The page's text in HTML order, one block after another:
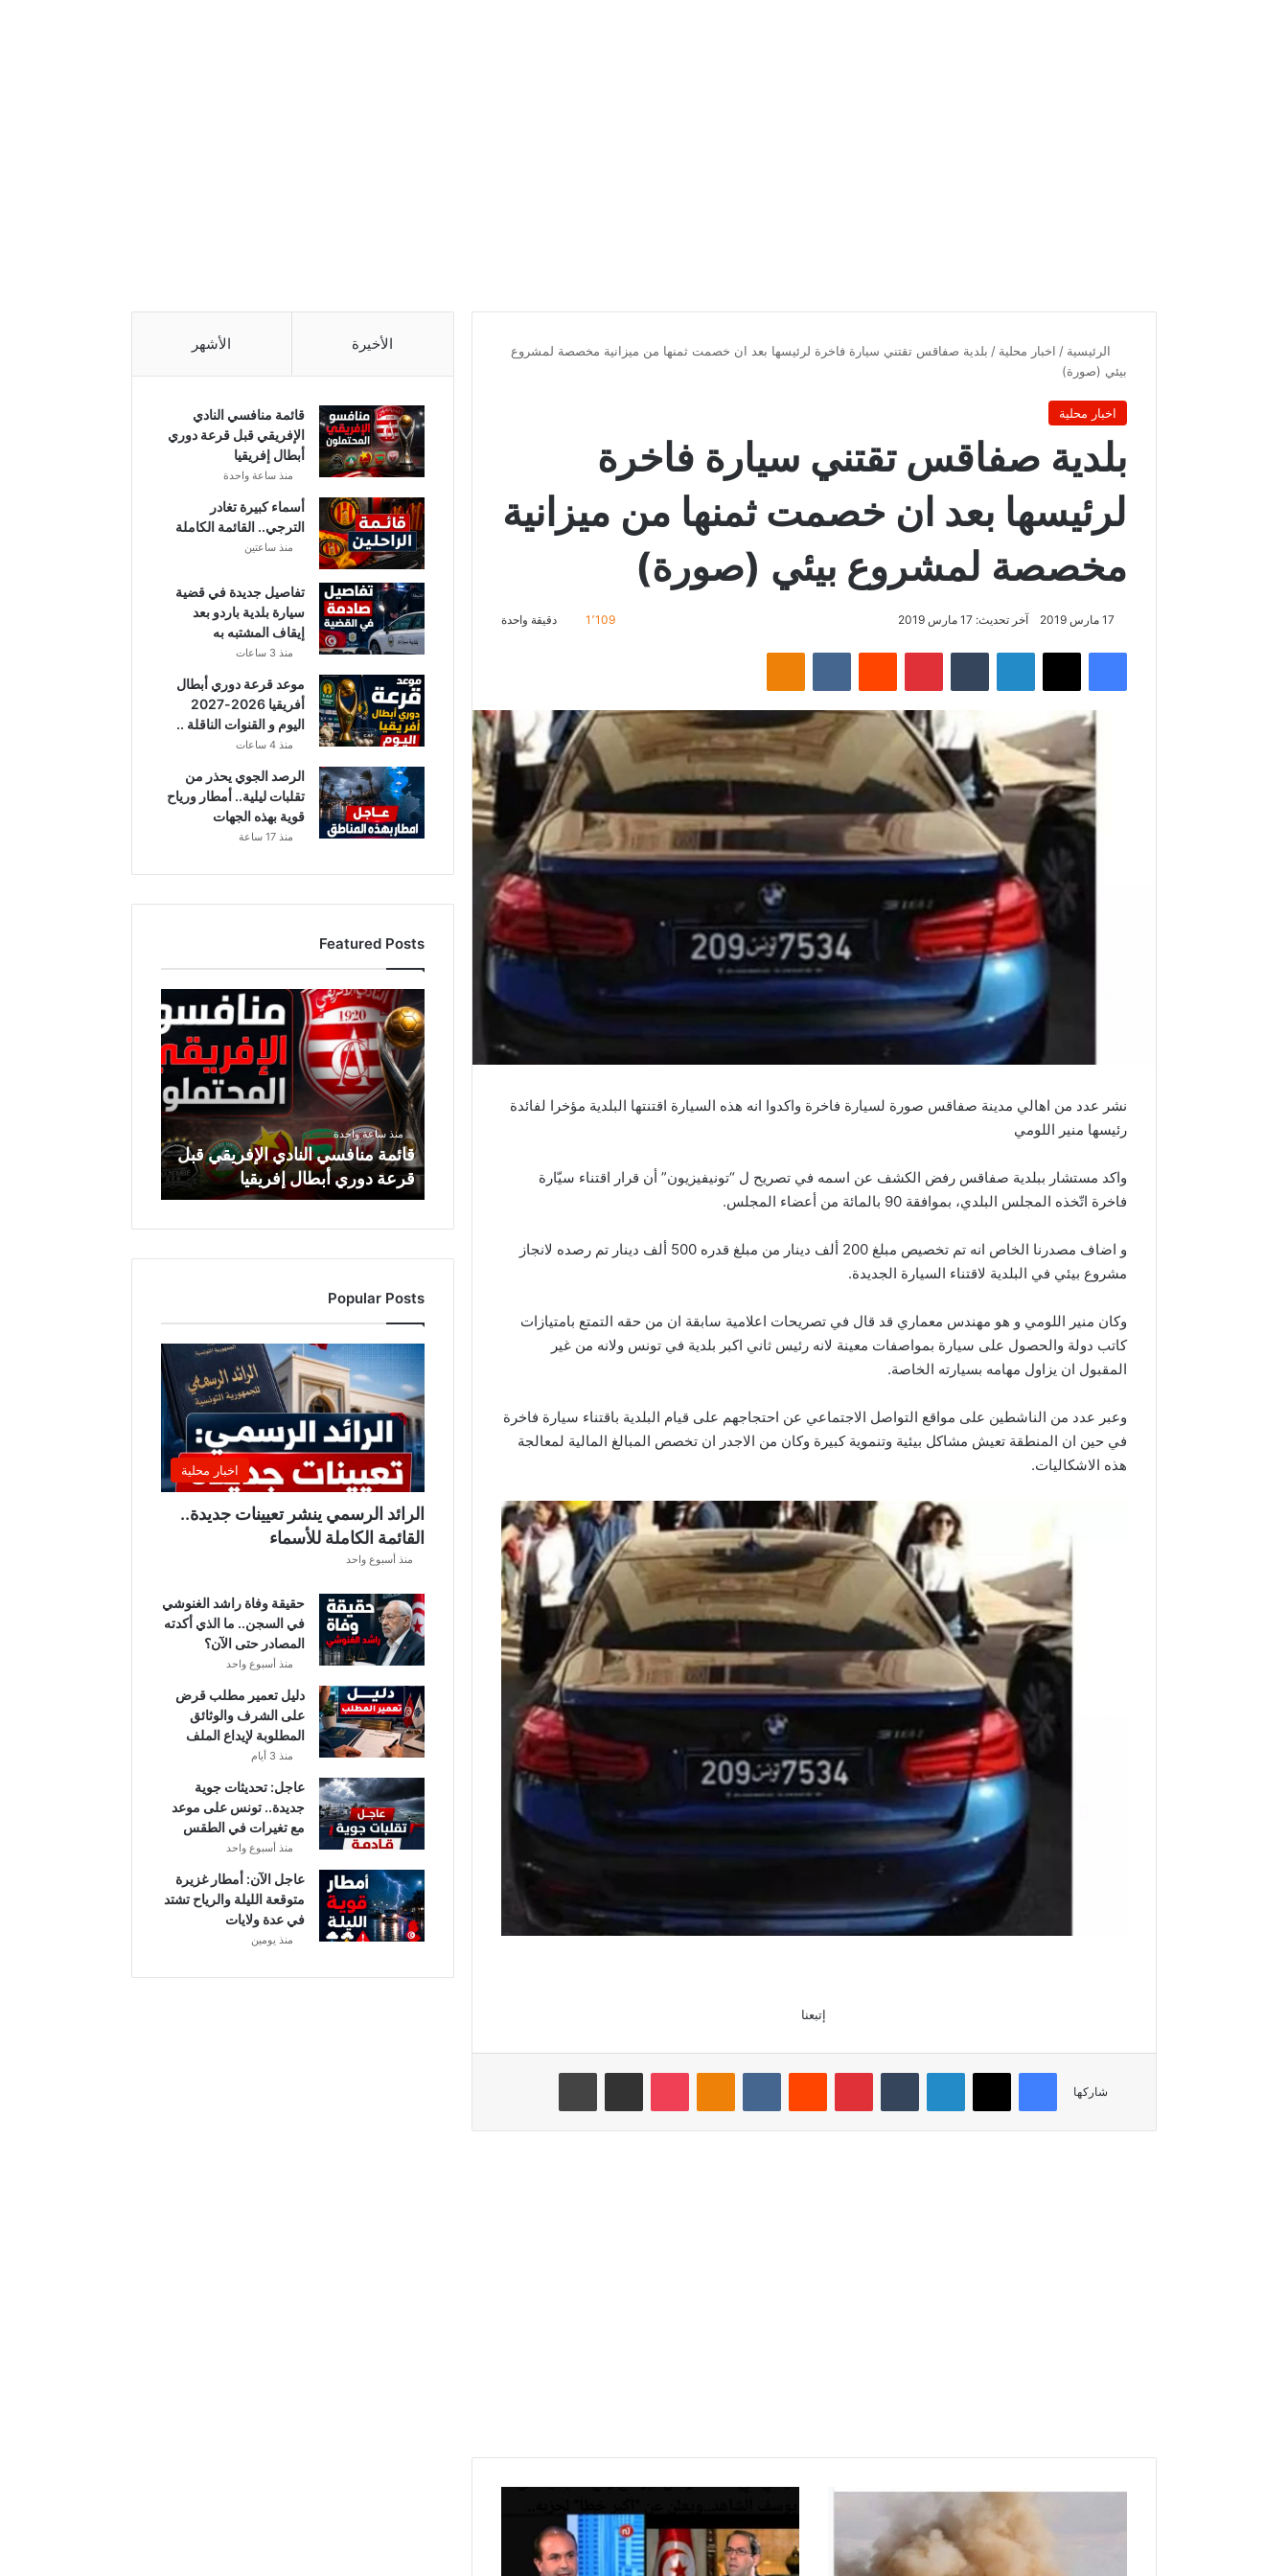
الرئيسية / اخبار محلية / بلدية صفاقس تقتني سيارة فاخرة لرئيسها بعد ان خصمت ثمنها من ميزانية مخصصة لمشروع
بيئي (صورة)
اخبار محلية
بلدية صفاقس تقتني سيارة فاخرة
لرئيسها بعد ان خصمت ثمنها من ميزانية
مخصصة لمشروع بيئي (صورة)
17 مارس 2019 آخر تحديث: 17 مارس 2019 1٬109 دقيقة واحدة
فيسبوك لينكدإن بينتيريست
نشر عدد من اهالي مدينة صفاقس صورة لسيارة فاخرة واكدوا انه هذه السيارة اقتنتها البلدية مؤخرا لفائدة
رئيسها منير اللومي
واكد مستشار ببلدية صفاقس رفض الكشف عن اسمه في تصريح ل “تونيفيزيون” أن قرار اقتناء سيّارة
فاخرة اتّخذه المجلس البلدي، بموافقة 90 بالمائة من أعضاء المجلس.
و اضاف مصدرنا الخاص انه تم تخصيص مبلغ 200 ألف دينار من مبلغ قدره 500 ألف دينار تم رصده لانجاز
مشروع بيئي في البلدية لاقتناء السيارة الجديدة.
وكان منير اللومي و هو مهندس معماري قد قال في تصريحات اعلامية سابقة ان من حقه التمتع بامتيازات
كاتب دولة والحصول على سيارة بمواصفات معينة لانه رئيس ثاني اكبر بلدية في تونس ولانه من غير
المقبول ان يزاول مهامه بسيارته الخاصة.
وعبر عدد من الناشطين على مواقع التواصل الاجتماعي عن احتجاجهم على قيام البلدية باقتناء سيارة فاخرة
في حين ان المنطقة تعيش مشاكل بيئية وتنموية كبيرة وكان من الاجدر ان تخصص المبالغ المالية لمعالجة
هذه الاشكاليات.
إتبعنا
شاركها
فيسبوك لينكدإن بينتيريست
ا
ا
د
الأخيرة الأشهر
قائمة منافسي النادي
الإفريقي قبل قرعة دوري
أبطال إفريقيا
منذ ساعة واحدة
أسماء كبيرة تغادر
الترجي.. القائمة الكاملة
منذ ساعتين
تفاصيل جديدة في قضية
سيارة بلدية باردو بعد
إيقاف المشتبه به
منذ 3 ساعات
موعد قرعة دوري أبطال
أفريقيا 2026-2027
اليوم و القنوات الناقلة ..
منذ 4 ساعات
الرصد الجوي يحذر من
تقلبات ليلية.. أمطار ورياح
قوية بهذه الجهات
منذ 17 ساعة
Featured Posts
ق
ا
ئ
م
ة
م
ن
ا
ف
س
ي
ن
د
ي
ا
ف
ر
ي
ق
ي
ب
ل
ع
ة
د
و
ر
ي
أ
ب
ل
إ
ي
ق
ي
ا
منذ ساعة واحدة
قائمة منافسي النادي الإفريقي قبل
قرعة دوري أبطال إفريقيا
Popular Posts
اخبار محلية
الرائد الرسمي ينشر تعيينات جديدة..
القائمة الكاملة للأسماء
منذ أسبوع واحد
حقيقة وفاة راشد الغنوشي
في السجن.. ما الذي أكدته
المصادر حتى الآن؟
منذ أسبوع واحد
دليل تعمير مطلب قرض
على الشرف والوثائق
المطلوبة لإيداع الملف
منذ 3 أيام
عاجل: تحديثات جوية
جديدة.. تونس على موعد
مع تغيرات في الطقس
منذ أسبوع واحد
عاجل الآن: أمطار غزيرة
متوقعة الليلة والرياح تشتد
في عدة ولايات
منذ يومين